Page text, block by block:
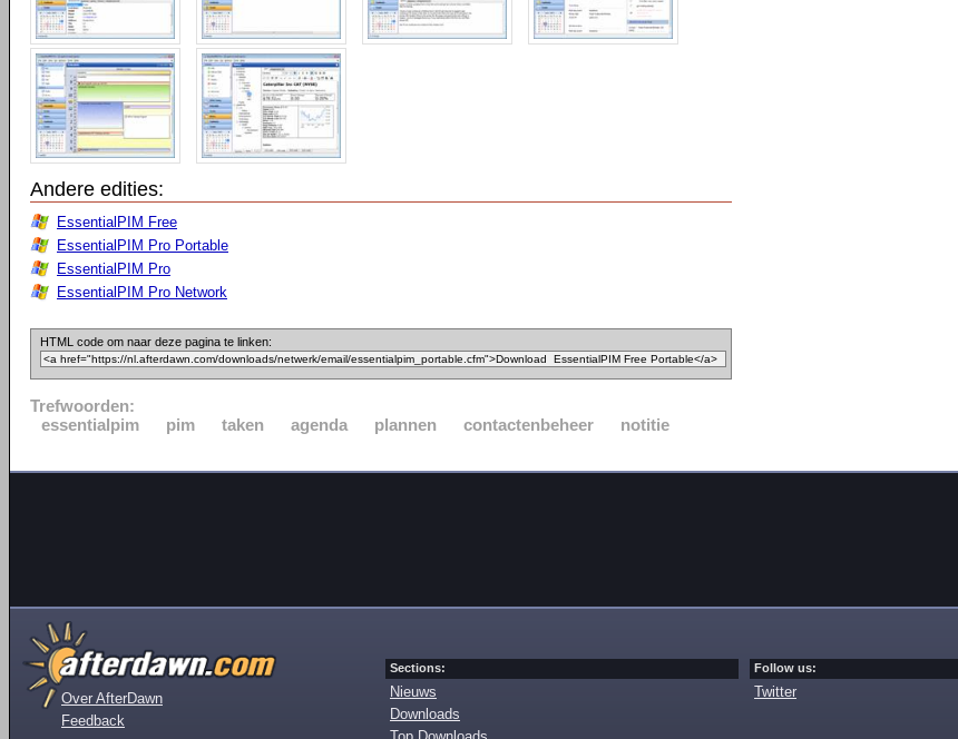
Andere edities:
EssentialPIM Free
EssentialPIM Pro Portable
EssentialPIM Pro
EssentialPIM Pro Network
HTML code om naar deze pagina te linken:
Trefwoorden:
essentialpim
pim taken agenda plannen contactenbeheer notitie
Over AfterDawn
Feedback
Sections:
Nieuws
Downloads
Follow us:
Twitter